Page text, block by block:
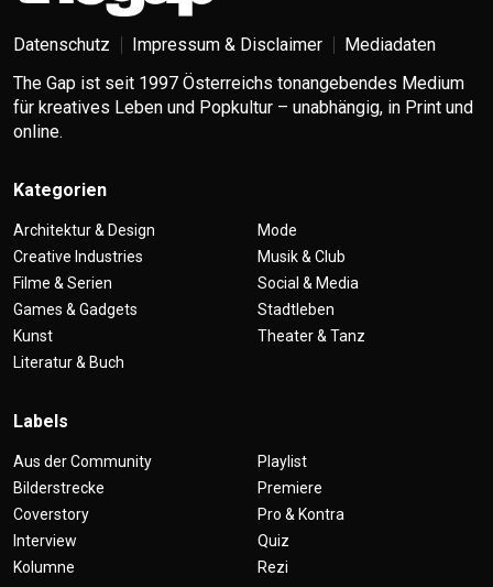
Datenschutz Impressum & Disclaimer
Mediadaten
The Gap ist seit 1997 Österreichs tonangebendes Medium
für kreatives Leben und Popkultur – unabhängig, in Print und
online.
Kategorien
Architektur & Design
Creative Industries
Filme & Serien
Games & Gadgets
Kunst
Literatur & Buch
Mode
Musik & Club
Social & Media
Stadtleben
Theater & Tanz
Labels
Aus der Community
Bilderstrecke
Coverstory
Interview
Kolumne
Playlist
Premiere
Pro & Kontra
Quiz
Rezi